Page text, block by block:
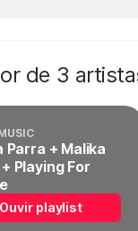
de 3
Parra + Malika
Playing For
Ouvir playlist